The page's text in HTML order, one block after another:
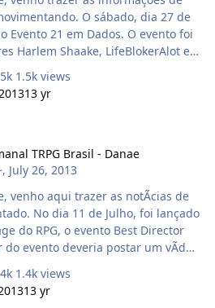
Mark e Paul, que haviam
O sábado, dia 27 de
21 em Dados. O evento foi
Harlem Shaake, LifeBlokerAlot e
Flanax Danae. Evento foi
gostaram, evento simples,
DrUiD II em 3º levando 5kk.
e Ã s 17:00
War, onde guilds disputam um
defendia o
1.5k views
13 yr
TRPG Brasil - Danae
, July 26, 2013
venho aqui trazer as notÃ­cias de
lançado
do RPG, o evento Best Director
evento deveria postar um vÃ­deo
ser qualquer tipo de vÃ­deo, em
vÃ­deos foram
tempo, mais apenas 3 levariam o
1.4k views
13 yr